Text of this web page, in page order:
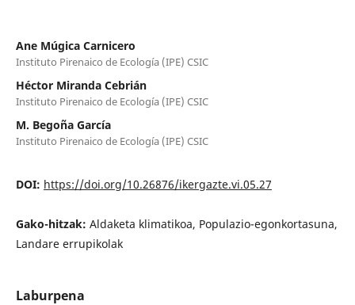
Ane Múgica Carnicero
Instituto Pirenaico de Ecología (IPE) CSIC
Héctor Miranda Cebrián
Instituto Pirenaico de Ecología (IPE) CSIC
M. Begoña García
Instituto Pirenaico de Ecología (IPE) CSIC
DOI: https://doi.org/10.26876/ikergazte.vi.05.27
Gako-hitzak: Aldaketa klimatikoa, Populazio-egonkortasuna,
Landare errupikolak
Laburpena